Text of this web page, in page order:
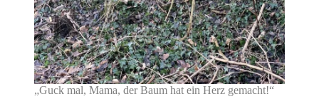
„Guck mal, Mama, der Baum hat ein Herz gemacht!“